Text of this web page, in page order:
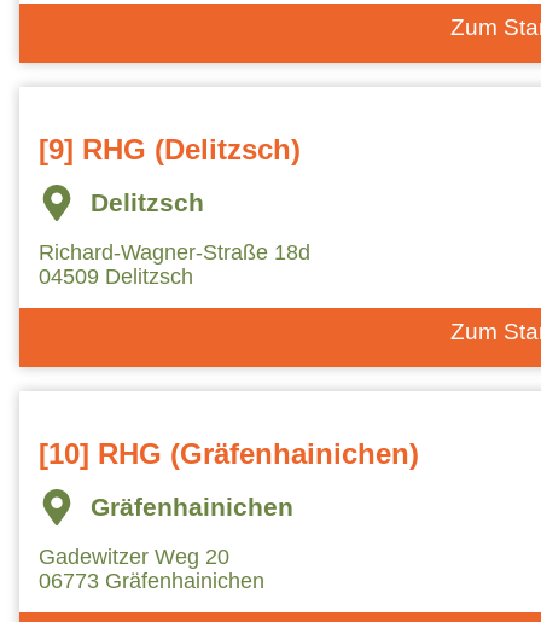
Zum
[9] RHG (Delitzsch)
Delitzsch
Richard-Wagner-Straße 18d
04509 Delitzsch
Zum
[10] RHG (Gräfenhainichen)
Gräfenhainichen
Gadewitzer Weg 20
06773 Gräfenhainichen